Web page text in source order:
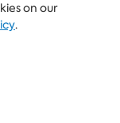
on our
.